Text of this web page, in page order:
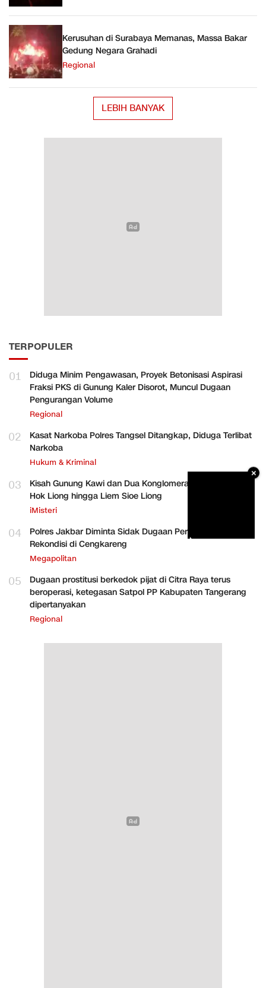
Kerusuhan di Surabaya Memanas, Massa Bakar
Gedung Negara Grahadi
Regional
LEBIH BANYAK
TERPOPULER
01
Diduga Minim Pengawasan, Proyek Betonisasi Aspirasi
Fraksi PKS di Gunung Kaler Disorot, Muncul Dugaan
Pengurangan Volume
Regional
02
Kasat Narkoba Polres Tangsel Ditangkap, Diduga Terlibat
Narkoba
Hukum & Kriminal
03
Kisah Gunung Kawi dan Dua Konglomerat Indonesia Ong
Hok Liong hingga Liem Sioe Liong
iMisteri
04
Polres Jakbar Diminta Sidak Dugaan Perakitan HP
Rekondisi di Cengkareng
Megapolitan
05
Dugaan prostitusi berkedok pijat di Citra Raya terus
beroperasi, ketegasan Satpol PP Kabupaten Tangerang
dipertanyakan
Regional
×